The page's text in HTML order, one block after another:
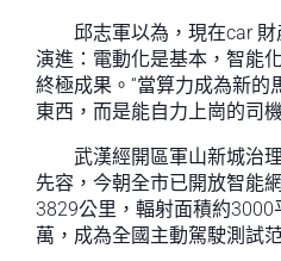
邱志軍以為，現在car
演進：電動化是基本，智能
終極成果。“當算力成為新的
東西，而是能自力上崗的司
武漢經開區軍山新城治
先容，今朝全市已開放智能
3829公里，輻射面積約
萬，成為全國主動駕駛測試